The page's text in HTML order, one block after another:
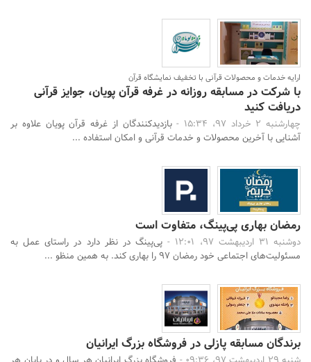
ارایه خدمات و محصولات قرآنی با تخفیف نمایشگاه قرآن
با شرکت در مسابقه روزانه در غرفه قرآن پویان، جوایز قرآنی
دریافت کنید
چهارشنبه 2 خرداد 97، 15:34 -
بازدیدکنندگان از غرفه قرآن پویان علاوه بر
آشنایی با آخرین محصولات و خدمات قرآنی و امکان استفاده ...
رمضان بهاری پی‌پینگ، متفاوت است
دوشنبه 31 اردیبهشت 97، 12:01 -
پی‌پینگ در نظر دارد در راستای عمل به
مسئولیت‌های اجتماعی خود رمضان 97 را بهاری کند. به همین منظو ...
برندگان مسابقه پازلی در فروشگاه بزرگ ایرانیان